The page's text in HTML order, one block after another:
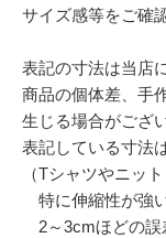
サイズ感等をご確
表記の寸法は当店
商品の個体差、手
生じる場合がござ
表記している寸法
（Tシャツやニッ
特に伸縮性が強
2～3cmほどの誤